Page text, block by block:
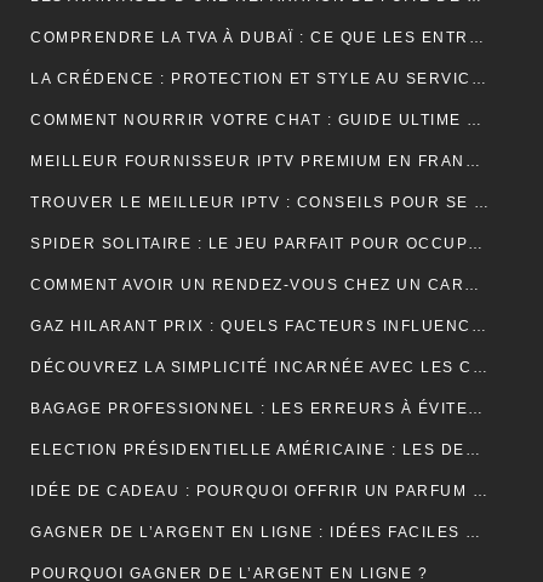
COMPRENDRE LA TVA À DUBAÏ : CE QUE LES ENTREPRISES DOIVENT SAVOIR
LA CRÉDENCE : PROTECTION ET STYLE AU SERVICE DE VOTRE INTÉRIEUR
COMMENT NOURRIR VOTRE CHAT : GUIDE ULTIME SUR LA NUTRITION ADAPTÉE ET OPTIMALE
MEILLEUR FOURNISSEUR IPTV PREMIUM EN FRANCE : UNE EXPÉRIENCE TÉLÉVISUELLE SUR MESURE
TROUVER LE MEILLEUR IPTV : CONSEILS POUR SE RETROUVER PLUS FACILEMENT
SPIDER SOLITAIRE : LE JEU PARFAIT POUR OCCUPER VOTRE TEMPS LIBRE ET STIMULER VOTRE CERVEAU !
COMMENT AVOIR UN RENDEZ-VOUS CHEZ UN CARDIOLOGUE À FÈS ?
GAZ HILARANT PRIX : QUELS FACTEURS INFLUENCENT SON COÛT ET OÙ LE TROUVER AU MEILLEUR TARIF ?
DÉCOUVREZ LA SIMPLICITÉ INCARNÉE AVEC LES CRÉDENCES DE CUISINE EFFET MARBRE
BAGAGE PROFESSIONNEL : LES ERREURS À ÉVITER POUR UN LOOK RAFFINÉ
ELECTION PRÉSIDENTIELLE AMÉRICAINE : LES DEUX CAMPS SONT RELIÉS PAR LEURS CRAINTES
IDÉE DE CADEAU : POURQUOI OFFRIR UN PARFUM POUR UN ANNIVERSAIRE ?
GAGNER DE L’ARGENT EN LIGNE : IDÉES FACILES ET ACCESSIBLES POUR DÉBUTANTS
POURQUOI GAGNER DE L’ARGENT EN LIGNE ?